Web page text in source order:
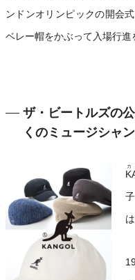
ンドンオリンピックの開会
ベレー帽をかぶって入場行進
ザ・ビートルズの
くのミュージシャ